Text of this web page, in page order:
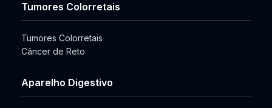
Tumores Colorretais
Tumores Colorretais
Câncer de Reto
Aparelho Digestivo